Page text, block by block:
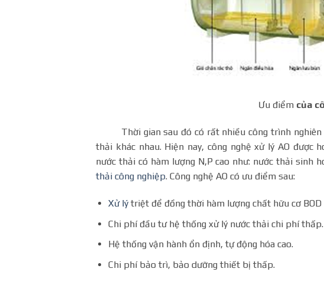
Ưu điểm của
Thời gian sau đó có rất nhiều công trình nghiên
thải khác nhau. Hiện nay, công nghệ xử lý AO được
nước thải có hàm lượng N,P cao như: nước thải sinh
thải công nghiệp. Công nghệ AO có ưu điểm sau:
Xử lýtriệt để đồng thời hàm lượng chất hữu cơ
Chi phí đầu tư hệ thống xử lý nước thải chi phí thấp.
Hệ thống vận hành ổn định, tự động hóa cao.
Chi phí bảo trì, bảo dưỡng thiết bị thấp.